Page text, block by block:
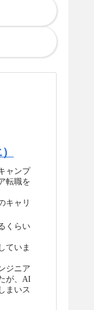
ャンプ
転職を
キャリ
くらい
ていま
ジニア
が、AI
まいス